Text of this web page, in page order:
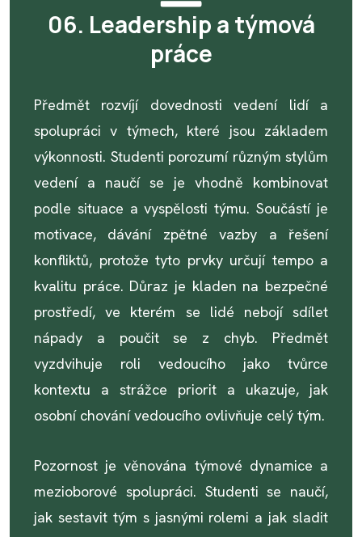
06. Leadership a týmová
práce
Předmět rozvíjí dovednosti vedení lidí a
spolupráci v týmech, které jsou základem
výkonnosti. Studenti porozumí různým stylům
vedení a naučí se je vhodně kombinovat
podle situace a vyspělosti týmu. Součástí je
motivace, dávání zpětné vazby a řešení
konfliktů, protože tyto prvky určují tempo a
kvalitu práce. Důraz je kladen na bezpečné
prostředí, ve kterém se lidé nebojí sdílet
nápady a poučit se z chyb. Předmět
vyzdvihuje roli vedoucího jako tvůrce
kontextu a strážce priorit a ukazuje, jak
osobní chování vedoucího ovlivňuje celý tým.
Pozornost je věnována týmové dynamice a
mezioborové spolupráci. Studenti se naučí,
jak sestavit tým s jasnými rolemi a jak sladit